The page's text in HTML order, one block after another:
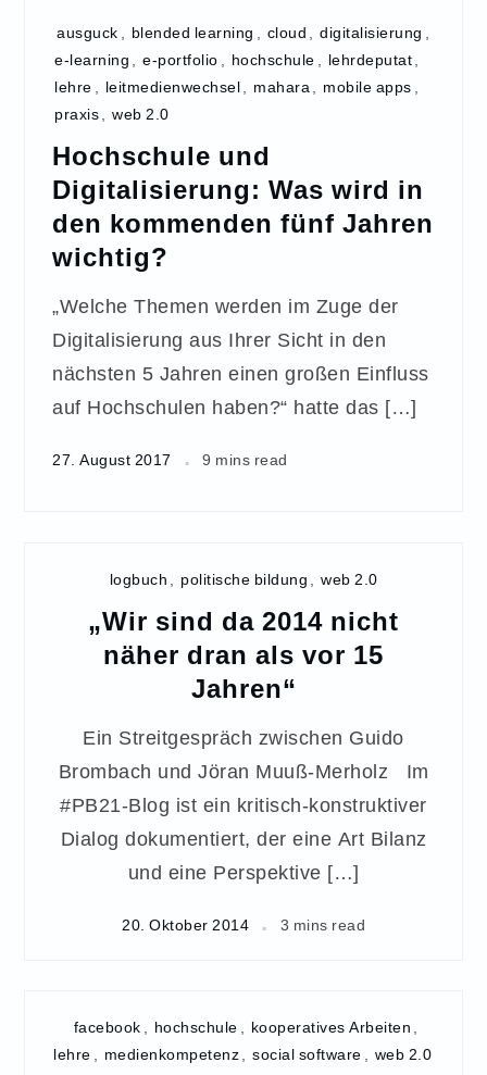
ausguck blended learning cloud digitalisierung
e-learning
e-portfolio hochschule lehrdeputat
lehre
leitmedienwechsel mahara mobile apps
praxis
web 2.0
Hochschule und
Digitalisierung: Was wird in
den kommenden fünf Jahren
wichtig?
„Welche Themen werden im Zuge der
Digitalisierung aus Ihrer Sicht in den
nächsten 5 Jahren einen großen Einfluss
auf Hochschulen haben?“ hatte das […]
27. August 2017 9 mins read
logbuch politische bildung web 2.0
„Wir sind da 2014 nicht
näher dran als vor 15
Jahren“
Ein Streitgespräch zwischen Guido
Brombach und Jöran Muuß-Merholz Im
#PB21-Blog ist ein kritisch-konstruktiver
Dialog dokumentiert, der eine Art Bilanz
und eine Perspektive […]
20. Oktober 2014 3 mins read
facebook hochschule kooperatives Arbeiten
lehre
medienkompetenz social software web 2.0